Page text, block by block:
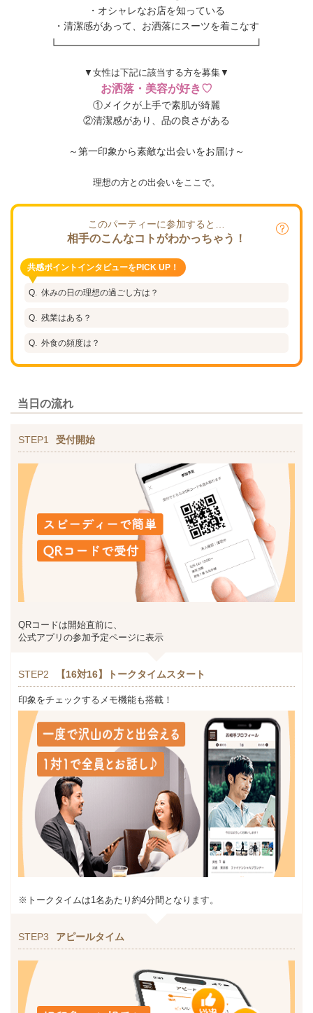
・オシャレなお店を知っている
・清潔感があって、お洒落にスーツを着こなす
▼女性は下記に該当する方を募集▼
お洒落・美容が好き♡
①メイクが上手で素肌が綺麗
②清潔感があり、品の良さがある
～第一印象から素敵な出会いをお届け～
理想の方との出会いをここで。
このパーティーに参加すると…
相手のこんなコトがわかっちゃう！
共感ポイントインタビューをPICK UP！
休みの日の理想の過ごし方は？
残業はある？
外食の頻度は？
当日の流れ
STEP1 受付開始
QRコードは開始直前に、
公式アプリの参加予定ページに表示
STEP2 【16対16】トークタイムスタート
印象をチェックするメモ機能も搭載！
※トークタイムは1名あたり約4分間となります。
STEP3 アピールタイム